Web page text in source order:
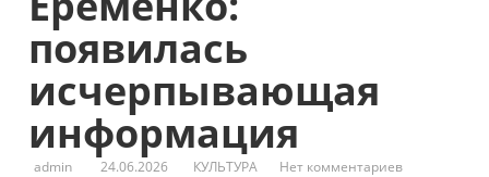
появилась
исчерпывающая
информация
admin 24.06.2026 КУЛЬТУРА Нет комментариев